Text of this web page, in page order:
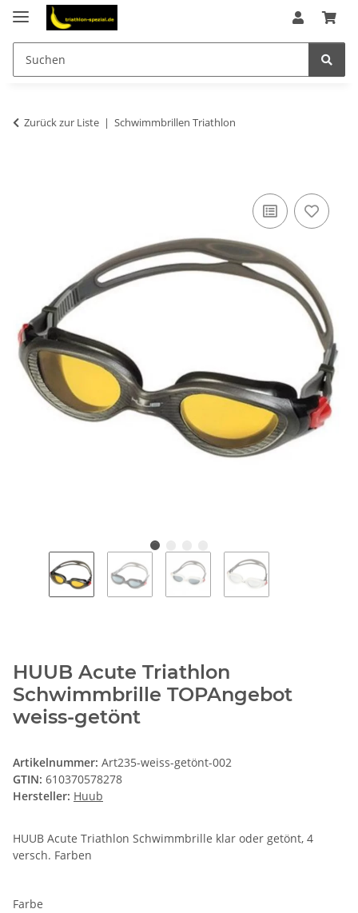
Zurück zur Liste Schwimmbrillen Triathlon
HUUB Acute Triathlon
Schwimmbrille TOPAngebot
weiss-getönt
Artikelnummer: Art235-weiss-getönt-002
GTIN: 610370578278
Hersteller: Huub
HUUB Acute Triathlon Schwimmbrille klar oder getönt, 4
versch. Farben
Farbe